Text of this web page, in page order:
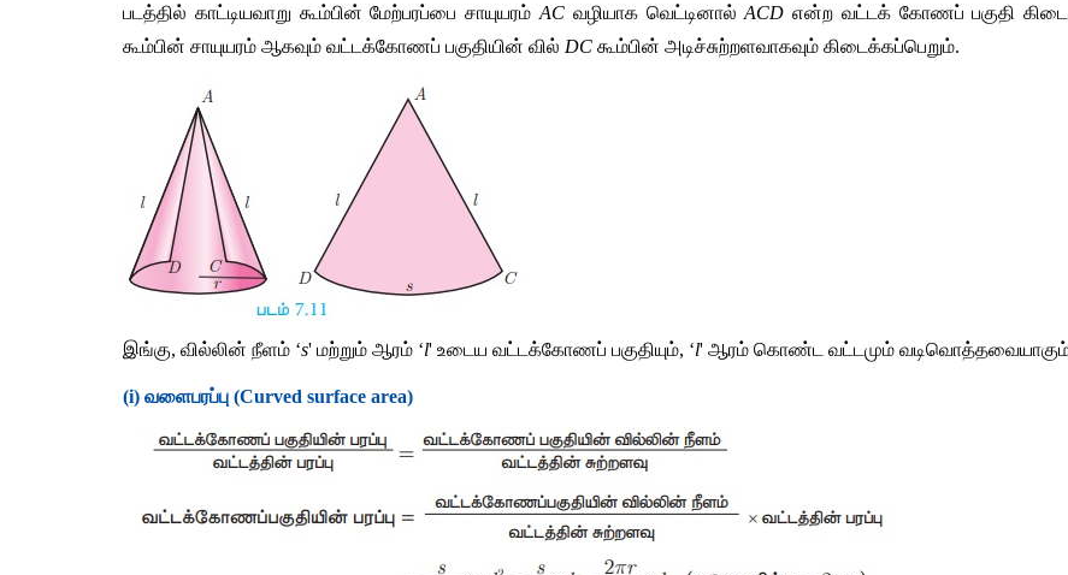
படத்தில் காட்டியவாறு கூம்பின் மேற்பரப்பை சாயுயரம் AC வழியாக வெட்டினால் ACD என்ற வட்டக் கோணப் பகுதி
கூம்பின் சாயுயரம் ஆகவும் வட்டக்கோணப் பகுதியின் வில் DC கூம்பின் அடிச்சுற்றளவாகவும் கிடைக்கப்பெறும்.
இங்கு, வில்லின் நீளம் ‘s' மற்றும் ஆரம் ‘l' உடைய வட்டக்கோணப் பகுதியும், ‘l' ஆரம் கொண்ட வட்டமும்
(i) வளைபரப்பு (Curved surface area)